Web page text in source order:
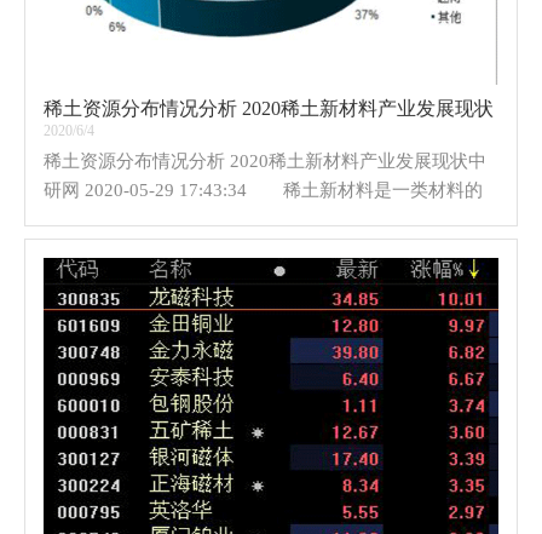
稀土资源分布情况分析 2020稀土新材料产业发展现状
2020/6/4
稀土资源分布情况分析 2020稀土新材料产业发展现状中
研网 2020-05-29 17:43:34 稀土新材料是一类材料的